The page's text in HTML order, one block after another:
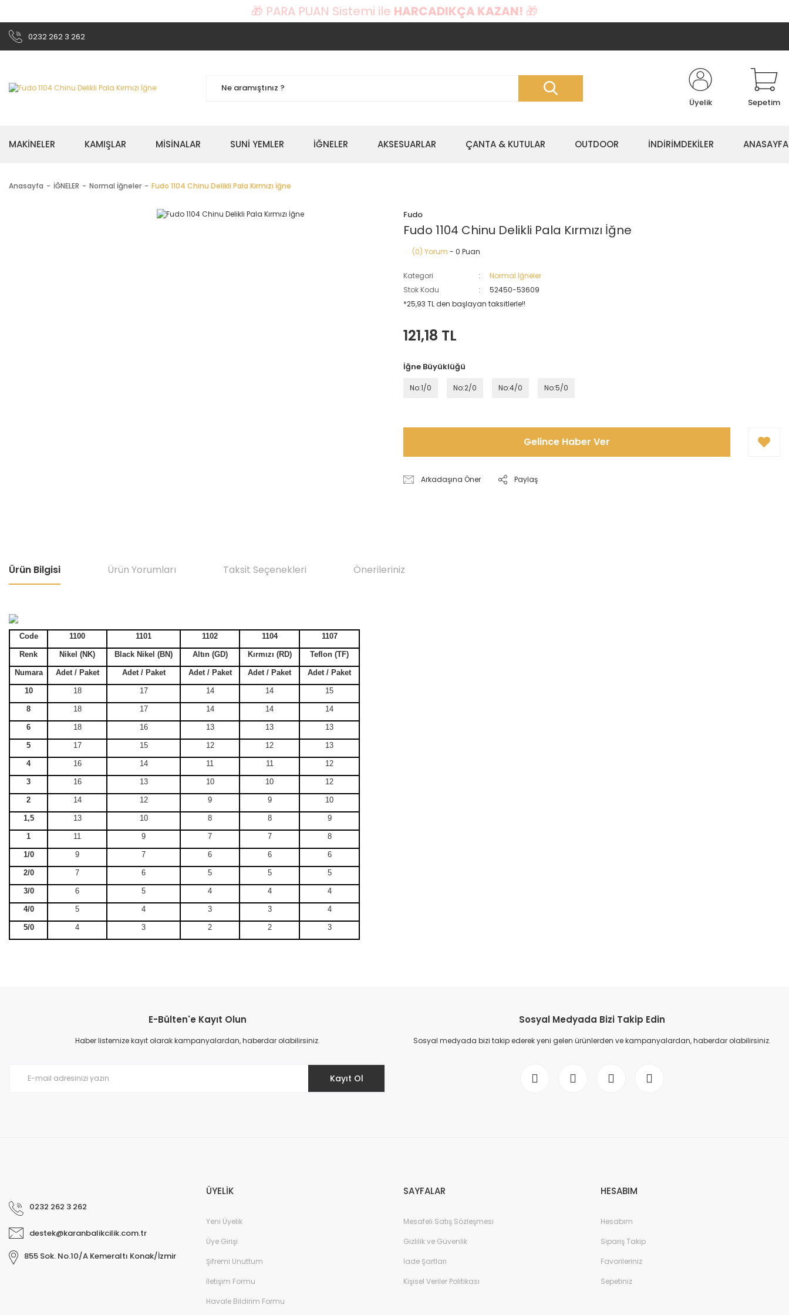
🎁 PARA PUAN Sistemi ile HARCADIKÇA KAZAN! 🎁
0232 262 3 262
Üyelik Sepetim
MAKİNELER KAMIŞLAR MİSİNALAR SUNİ YEMLER İĞNELER AKSESUARLAR ÇANTA & KUTULAR OUTDOOR İNDİRİMDEKİLER ANASAYFA
Anasayfa İĞNELER Normal İğneler Fudo 1104 Chinu Delikli Pala Kırmızı İğne
Fudo
Fudo 1104 Chinu Delikli Pala Kırmızı İğne
(0) Yorum - 0 Puan
Kategori
Normal İğneler
Stok Kodu
52450-53609
*25,93 TL den başlayan taksitlerle!!
121,18 TL
İğne Büyüklüğü
No:1/0 No:2/0 No:4/0 No:5/0
Gelince Haber Ver
Arkadaşına Öner Paylaş
Ürün Bilgisi Ürün Yorumları Taksit Seçenekleri Önerileriniz
Code 1100 1101 1102 1104 1107
Renk Nikel (NK) Black Nikel (BN) Altın (GD) Kırmızı (RD) Teflon (TF)
Numara Adet / Paket Adet / Paket Adet / Paket Adet / Paket Adet / Paket
10 18 17 14 14 15
8 18 17 14 14 14
6 18 16 13 13 13
5 17 15 12 12 13
4 16 14 11 11 12
3 16 13 10 10 12
2 14 12 9 9 10
1,5 13 10 8 8 9
1 11 9 7 7 8
1/0 9 7 6 6 6
2/0 7 6 5 5 5
3/0 6 5 4 4 4
4/0 5 4 3 3 4
5/0 4 3 2 2 3
Ürün resmi kalitesiz, bozuk veya görüntülenemiyor.
Ürün açıklamasında eksik bilgiler bulunuyor.
E-Bülten'e Kayıt Olun
Haber listemize kayıt olarak kampanyalardan, haberdar olabilirsiniz.
Kayıt Ol
Sosyal Medyada Bizi Takip Edin
Sosyal medyada bizi takip ederek yeni gelen ürünlerden ve kampanyalardan, haberdar olabilirsiniz.
0232 262 3 262
destek@karanbalikcilik.com.tr
855 Sok. No.10/A Kemeraltı Konak/İzmir
ÜYELİK
Yeni Üyelik
Üye Girişi
Şifremi Unuttum
İletişim Formu
Havale Bildirim Formu
SAYFALAR
Mesafeli Satış Sözleşmesi
Gizlilik ve Güvenlik
İade Şartları
Kişisel Veriler Politikası
HESABIM
Hesabım
Sipariş Takip
Favorileriniz
Sepetiniz